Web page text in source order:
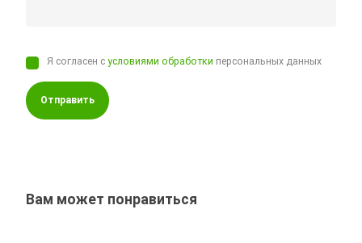
Я согласен сусловиями обработки персональных данных
Отправить
Вам может понравиться